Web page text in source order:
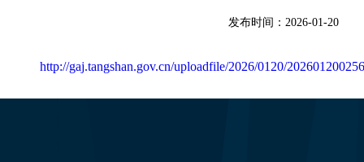
发布时间：2026-01-20
http://gaj.tangshan.gov.cn/uploadfile/2026/0120/